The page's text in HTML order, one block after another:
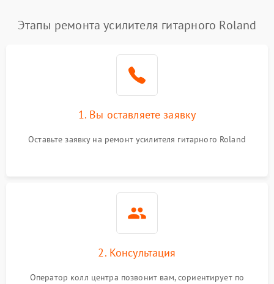
Этапы ремонта усилителя гитарного Roland
1. Вы оставляете заявку
Оставьте заявку на ремонт усилителя гитарного Roland
2. Консультация
Оператор колл центра позвонит вам, сориентирует по